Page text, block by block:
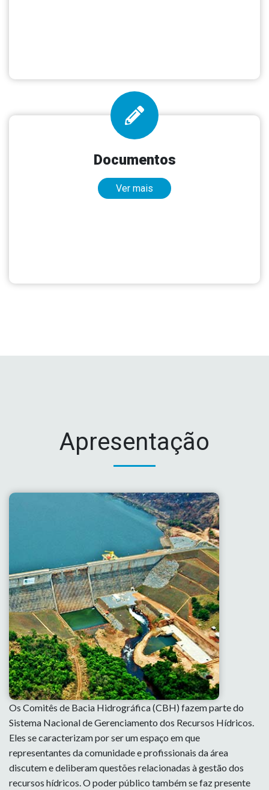
Documentos
Ver mais
Apresentação
Os Comitês de Bacia Hidrográfica (CBH) fazem parte do
Sistema Nacional de Gerenciamento dos Recursos Hídricos.
Eles se caracterizam por ser um espaço em que
representantes da comunidade e profissionais da área
discutem e deliberam questões relacionadas à gestão dos
recursos hídricos. O poder público também se faz presente